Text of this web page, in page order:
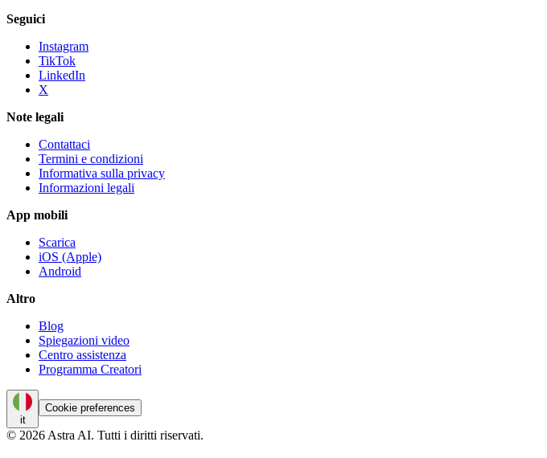
Seguici
Instagram
TikTok
LinkedIn
X
Note legali
Contattaci
Termini e condizioni
Informativa sulla privacy
Informazioni legali
App mobili
Scarica
iOS (Apple)
Android
Altro
Blog
Spiegazioni video
Centro assistenza
Programma Creatori
it
Cookie preferences
© 2026 Astra AI. Tutti i diritti riservati.